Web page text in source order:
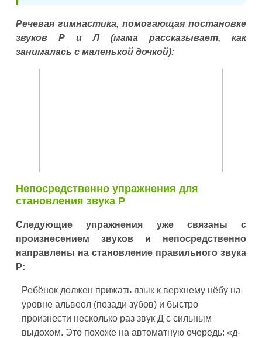
Речевая гимнастика, помогающая постановке
звуков Р и Л (мама рассказывает, как
занималась с маленькой дочкой):
Непосредственно упражнения для
становления звука Р
Следующие упражнения уже связаны с
произнесением звуков и непосредственно
направлены на становление правильного звука
Р:
Ребёнок должен прижать язык к верхнему нёбу на
уровне альвеол (позади зубов) и быстро
произнести несколько раз звук Д с сильным
выдохом. Это похоже на автоматную очередь: «д-